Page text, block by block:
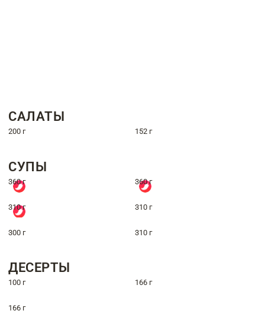
САЛАТЫ
200 г 152 г
СУПЫ
360 г 360 г
310 г 310 г
300 г 310 г
ДЕСЕРТЫ
100 г 166 г
166 г